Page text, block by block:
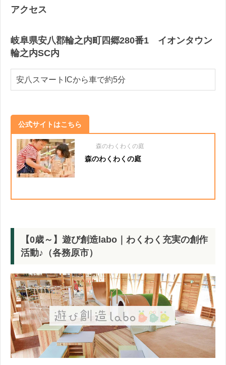
アクセス
岐阜県安八郡輪之内町四郷280番1 イオンタウン
輪之内SC内
安八スマートICから車で約5分
公式サイトはこちら
森のわくわくの庭
森のわくわくの庭
【0歳～】遊び創造labo｜わくわく充実の創作
活動♪（各務原市）